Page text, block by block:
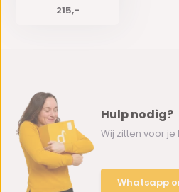
215,-
Hulp nodig?
Wij zitten voor je
Whatsapp